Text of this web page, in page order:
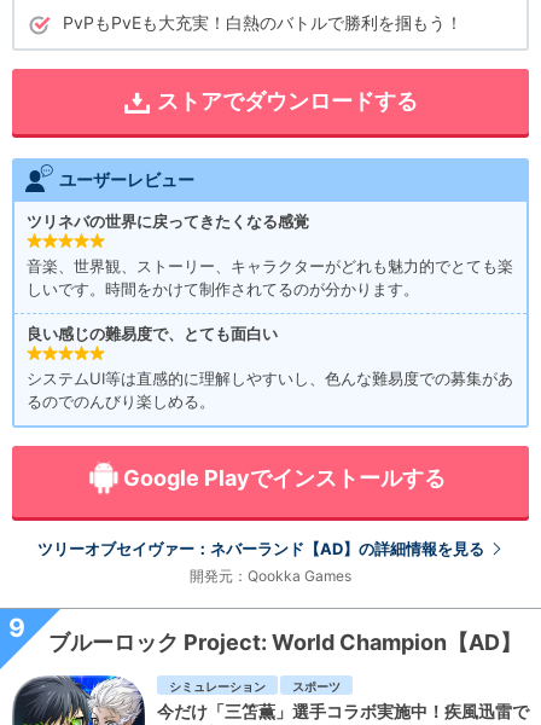
PvPもPvEも大充実！白熱のバトルで勝利を掴もう！
ストアでダウンロードする
ユーザーレビュー
ツリネバの世界に戻ってきたくなる感覚
音楽、世界観、ストーリー、キャラクターがどれも魅力的でとても楽
しいです。時間をかけて制作されてるのが分かります。
良い感じの難易度で、とても面白い
システムUI等は直感的に理解しやすいし、色んな難易度での募集があ
るのでのんびり楽しめる。
Google Playでインストールする
ツリーオブセイヴァー：ネバーランド【AD】の詳細情報を見る
開発元：Qookka Games
9 ブルーロック Project: World Champion【AD】
シミュレーション スポーツ
今だけ「三笘薫」選手コラボ実施中！疾風迅雷で